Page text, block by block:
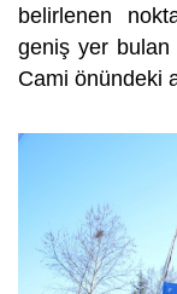
belirlenen
geniş yer bulan
Cami önündeki